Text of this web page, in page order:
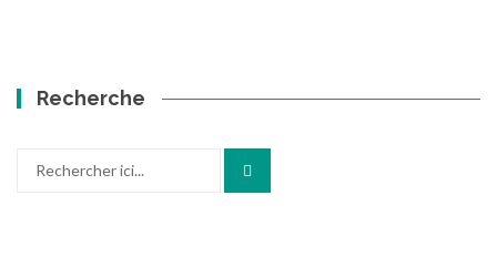
Recherche